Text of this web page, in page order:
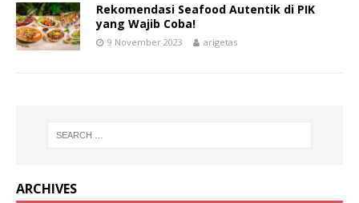
Rekomendasi Seafood Autentik di PIK
yang Wajib Coba!
9 November 2023 arigetas
ARCHIVES